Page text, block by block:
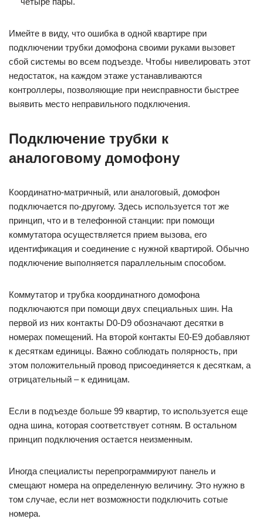
Имейте в виду, что ошибка в одной квартире при
подключении трубки домофона своими руками вызовет
сбой системы во всем подъезде. Чтобы нивелировать этот
недостаток, на каждом этаже устанавливаются
контроллеры, позволяющие при неисправности быстрее
выявить место неправильного подключения.
Подключение трубки к
аналоговому домофону
Координатно-матричный, или аналоговый, домофон
подключается по-другому. Здесь используется тот же
принцип, что и в телефонной станции: при помощи
коммутатора осуществляется прием вызова, его
идентификация и соединение с нужной квартирой. Обычно
подключение выполняется параллельным способом.
Коммутатор и трубка координатного домофона
подключаются при помощи двух специальных шин. На
первой из них контакты D0-D9 обозначают десятки в
номерах помещений. На второй контакты Е0-Е9 добавляют
к десяткам единицы. Важно соблюдать полярность, при
этом положительный провод присоединяется к десяткам, а
отрицательный – к единицам.
Если в подъезде больше 99 квартир, то используется еще
одна шина, которая соответствует сотням. В остальном
принцип подключения остается неизменным.
Иногда специалисты перепрограммируют панель и
смещают номера на определенную величину. Это нужно в
том случае, если нет возможности подключить сотые
номера.